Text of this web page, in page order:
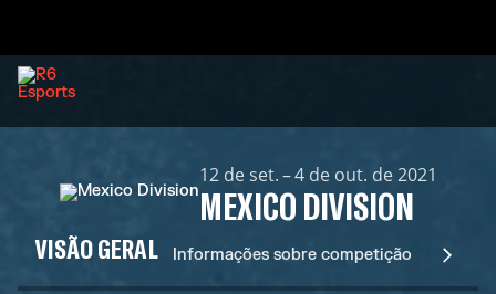
12 de set. – 4 de out. de 2021
MEXICO DIVISION
VISÃO GERAL Informações sobre competição